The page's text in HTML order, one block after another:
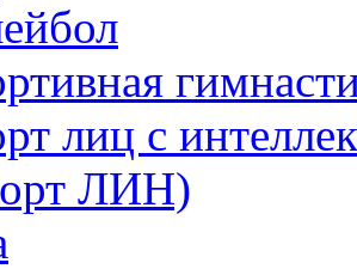
лиц с
ЛИН)